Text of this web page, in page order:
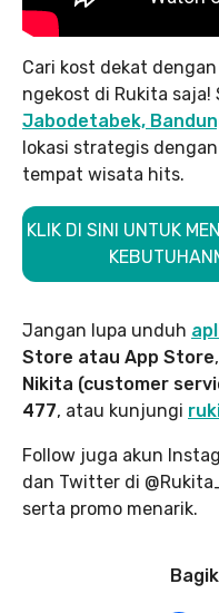
Cari kost dekat
ngekost di Rukita saja!
Jabodetabek,
lokasi strategis
tempat wisata hits.
KLIK DI SINI UNTUK
Jangan lupa unduh
Store atau App Store
Nikita (customer
477, atau kunjungi
Follow juga akun
dan Twitter di
serta promo menarik.